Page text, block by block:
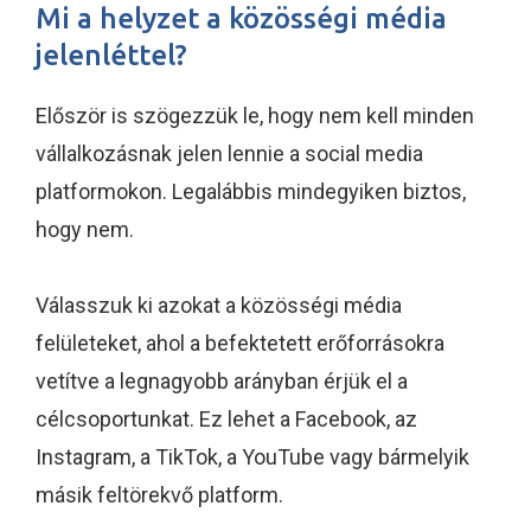
Mi a helyzet a közösségi média
jelenléttel?
Először is szögezzük le, hogy nem kell minden
vállalkozásnak jelen lennie a social media
platformokon. Legalábbis mindegyiken biztos,
hogy nem.
Válasszuk ki azokat a közösségi média
felületeket, ahol a befektetett erőforrásokra
vetítve a legnagyobb arányban érjük el a
célcsoportunkat. Ez lehet a Facebook, az
Instagram, a TikTok, a YouTube vagy bármelyik
másik feltörekvő platform.